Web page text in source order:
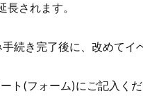
されます。
続き完了後に、改めてイ
ト(フォーム)にご記入く